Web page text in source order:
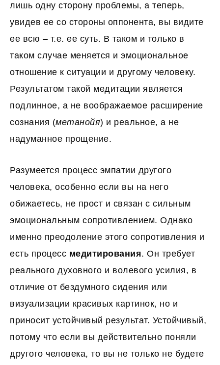
лишь одну сторону проблемы, а теперь,
увидев ее со стороны оппонента, вы видите
ее всю – т.е. ее суть. В таком и только в
таком случае меняется и эмоциональное
отношение к ситуации и другому человеку.
Результатом такой медитации является
подлинное, а не воображаемое расширение
сознания (метанойя) и реальное, а не
надуманное прощение.
Разумеется процесс эмпатии другого
человека, особенно если вы на него
обижаетесь, не прост и связан с сильным
эмоциональным сопротивлением. Однако
именно преодоление этого сопротивления и
есть процесс медитирования. Он требует
реального духовного и волевого усилия, в
отличие от бездумного сидения или
визуализации красивых картинок, но и
приносит устойчивый результат. Устойчивый,
потому что если вы действительно поняли
другого человека, то вы не только не будете